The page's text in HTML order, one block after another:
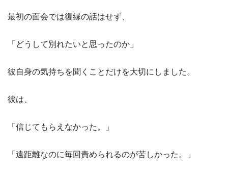
最初の面会では復縁の話はせず、
「どうして別れたいと思ったのか」
彼自身の気持ちを聞くことだけを大切にしました。
彼は、
「信じてもらえなかった。」
「遠距離なのに毎回責められるのが苦しかった。」